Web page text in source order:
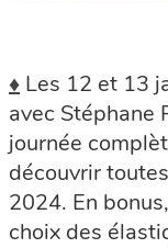
♦ Les 12 et 13
avec Stéphane
journée
découvrir
2024. En
choix des